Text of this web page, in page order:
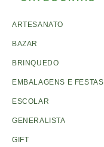
ARTESANATO
BAZAR
BRINQUEDO
EMBALAGENS E FESTAS
ESCOLAR
GENERALISTA
GIFT